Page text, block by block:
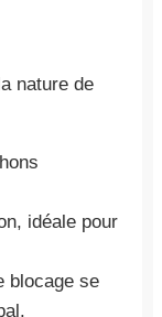
nature de
idéale pour
blocage se